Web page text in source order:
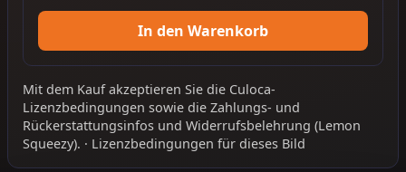
In den Warenkorb
Mit dem Kauf akzeptieren Sie die Culoca-
Lizenzbedingungen sowie die Zahlungs- und
Rückerstattungsinfos und Widerrufsbelehrung (Lemon
Squeezy). · Lizenzbedingungen für dieses Bild